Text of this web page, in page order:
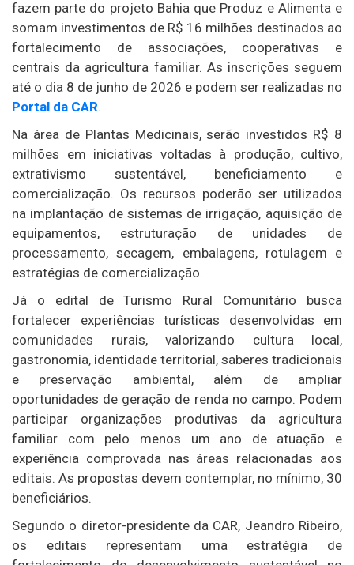
fazem parte do projeto Bahia que Produz e Alimenta e
somam investimentos de R$ 16 milhões destinados ao
fortalecimento de associações, cooperativas e
centrais da agricultura familiar. As inscrições seguem
até o dia 8 de junho de 2026 e podem ser realizadas no
Portal da CAR.
Na área de Plantas Medicinais, serão investidos R$ 8
milhões em iniciativas voltadas à produção, cultivo,
extrativismo sustentável, beneficiamento e
comercialização. Os recursos poderão ser utilizados
na implantação de sistemas de irrigação, aquisição de
equipamentos, estruturação de unidades de
processamento, secagem, embalagens, rotulagem e
estratégias de comercialização.
Já o edital de Turismo Rural Comunitário busca
fortalecer experiências turísticas desenvolvidas em
comunidades rurais, valorizando cultura local,
gastronomia, identidade territorial, saberes tradicionais
e preservação ambiental, além de ampliar
oportunidades de geração de renda no campo. Podem
participar organizações produtivas da agricultura
familiar com pelo menos um ano de atuação e
experiência comprovada nas áreas relacionadas aos
editais. As propostas devem contemplar, no mínimo, 30
beneficiários.
Segundo o diretor-presidente da CAR, Jeandro Ribeiro,
os editais representam uma estratégia de